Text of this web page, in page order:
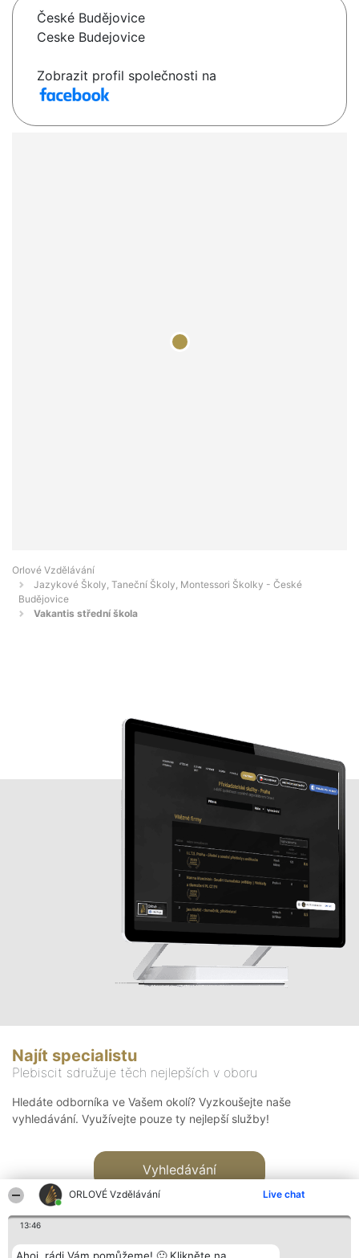
ORLOVÉ Vzdělávání Live chat
13:46
České Budějovice
Ceske Budejovice
Zobrazit profil společnosti na
Orlové Vzdělávání
Jazykové Školy, Taneční Školy, Montessori Školky - České
Budějovice
Vakantis střední škola
Najít specialistu
Plebiscit sdružuje těch nejlepších v oboru
Hledáte odborníka ve Vašem okolí? Vyzkoušejte naše
vyhledávání. Využívejte pouze ty nejlepší služby!
Vyhledávání